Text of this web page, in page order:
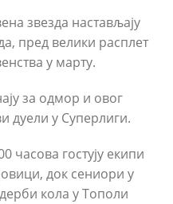
звезда настављају
пред велики расплет
у марту.
за одмор и овог
дуели у Суперлиги.
часова гостују екипи
док сениори у
кола у Тополи